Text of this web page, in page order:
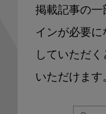
掲載記事の一
インが必要
していただ
いただけます